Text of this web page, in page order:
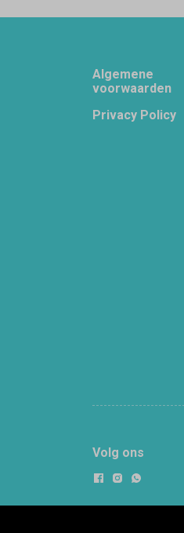
Footer
Algemene
voorwaarden
Privacy Policy
Volg ons